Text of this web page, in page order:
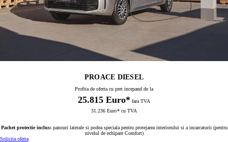
PROACE DIESEL
Profita de oferta cu pret incepand de la
25.815 Euro* fara TVA
31.236 Euro* cu TVA
Pachet protectie inclus:panouri laterale si podea speciala pentru protejarea interiorului si a incarcaturii (pentru
nivelul de echipare Comfort)
Solicita oferta